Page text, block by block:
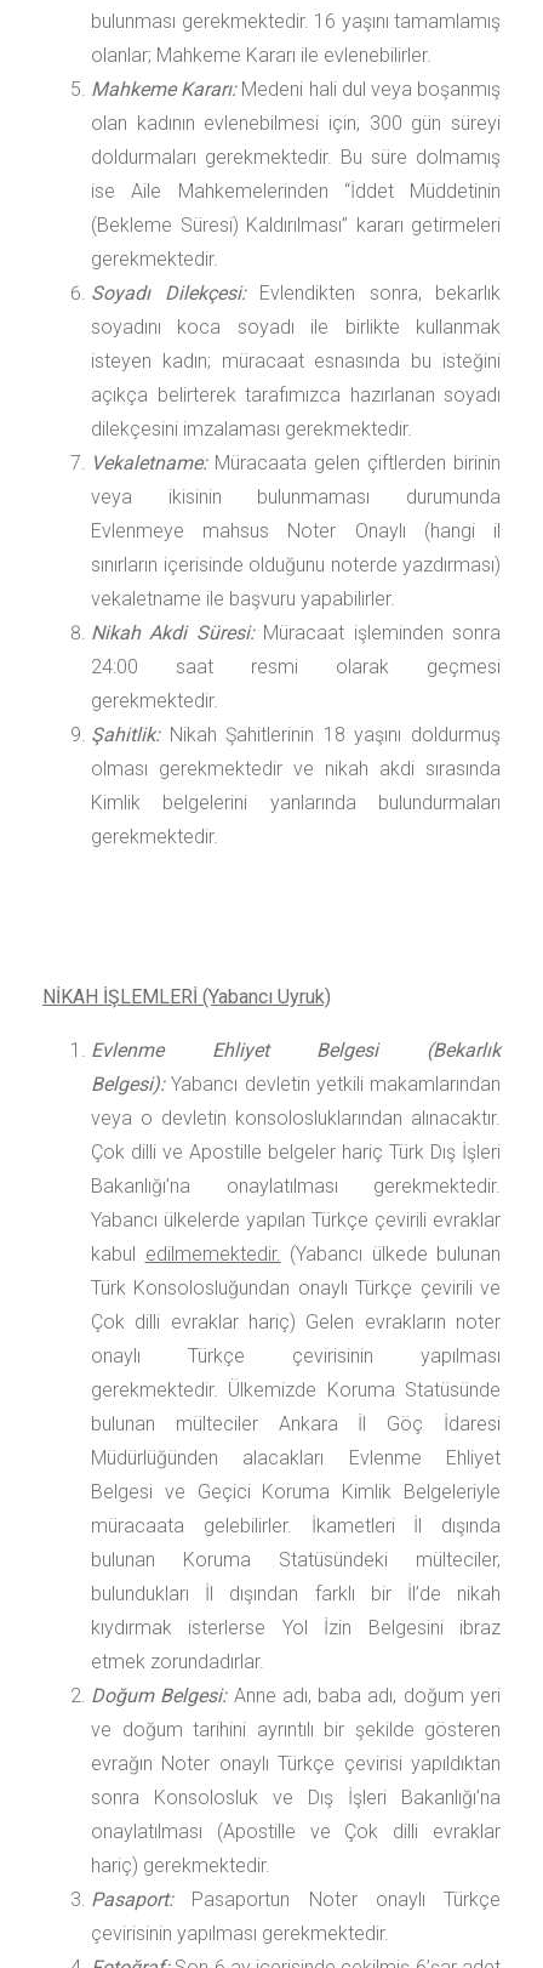
bulunması gerekmektedir. 16 yaşını tamamlamış
olanlar; Mahkeme Kararı ile evlenebilirler.
Mahkeme Kararı:Medeni hali dul veya boşanmış
olan kadının evlenebilmesi için, 300 gün süreyi
doldurmaları gerekmektedir. Bu süre dolmamış
ise Aile Mahkemelerinden “İddet Müddetinin
(Bekleme Süresi) Kaldırılması” kararı getirmeleri
gerekmektedir.
Soyadı Dilekçesi:Evlendikten sonra, bekarlık
soyadını koca soyadı ile birlikte kullanmak
isteyen kadın; müracaat esnasında bu isteğini
açıkça belirterek tarafımızca hazırlanan soyadı
dilekçesini imzalaması gerekmektedir.
Vekaletname:Müracaata gelen çiftlerden birinin
veya ikisinin bulunmaması durumunda
Evlenmeye mahsus Noter Onaylı (hangi il
sınırların içerisinde olduğunu noterde yazdırması)
vekaletname ile başvuru yapabilirler.
Nikah Akdi Süresi:Müracaat işleminden sonra
24:00 saat resmi olarak geçmesi
gerekmektedir.
Şahitlik:Nikah Şahitlerinin 18 yaşını doldurmuş
olması gerekmektedir ve nikah akdi sırasında
Kimlik belgelerini yanlarında bulundurmaları
gerekmektedir.
NİKAH İŞLEMLERİ (Yabancı Uyruk)
Evlenme Ehliyet Belgesi (Bekarlık
Belgesi):Yabancı devletin yetkili makamlarından
veya o devletin konsolosluklarından alınacaktır.
Çok dilli ve Apostille belgeler hariç Türk Dış İşleri
Bakanlığı’na onaylatılması gerekmektedir.
Yabancı ülkelerde yapılan Türkçe çevirili evraklar
kabul edilmemektedir. (Yabancı ülkede bulunan
Türk Konsolosluğundan onaylı Türkçe çevirili ve
Çok dilli evraklar hariç) Gelen evrakların noter
onaylı Türkçe çevirisinin yapılması
gerekmektedir. Ülkemizde Koruma Statüsünde
bulunan mülteciler Ankara İl Göç İdaresi
Müdürlüğünden alacakları Evlenme Ehliyet
Belgesi ve Geçici Koruma Kimlik Belgeleriyle
müracaata gelebilirler. İkametleri İl dışında
bulunan Koruma Statüsündeki mülteciler,
bulundukları İl dışından farklı bir İl’de nikah
kıydırmak isterlerse Yol İzin Belgesini ibraz
etmek zorundadırlar.
Doğum Belgesi:Anne adı, baba adı, doğum yeri
ve doğum tarihini ayrıntılı bir şekilde gösteren
evrağın Noter onaylı Türkçe çevirisi yapıldıktan
sonra Konsolosluk ve Dış İşleri Bakanlığı’na
onaylatılması (Apostille ve Çok dilli evraklar
hariç) gerekmektedir.
Pasaport:Pasaportun Noter onaylı Türkçe
çevirisinin yapılması gerekmektedir.